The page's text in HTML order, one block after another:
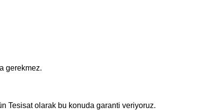
gerekmez.
Tesisat olarak bu konuda garanti veriyoruz.